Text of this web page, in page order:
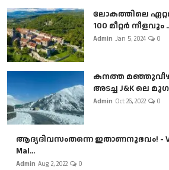
ലോകത്തിലെ
100 മീറ്റർ നീളവും
Admin Jan 5, 2024 0
കനത്ത
അടച്ച J&K ലെ
Admin Oct 26, 2022 0
ആദ്യദിവസംതന്നെ ഇതാണനുഭവം! -
Mal...
Admin Aug 2, 2022 0